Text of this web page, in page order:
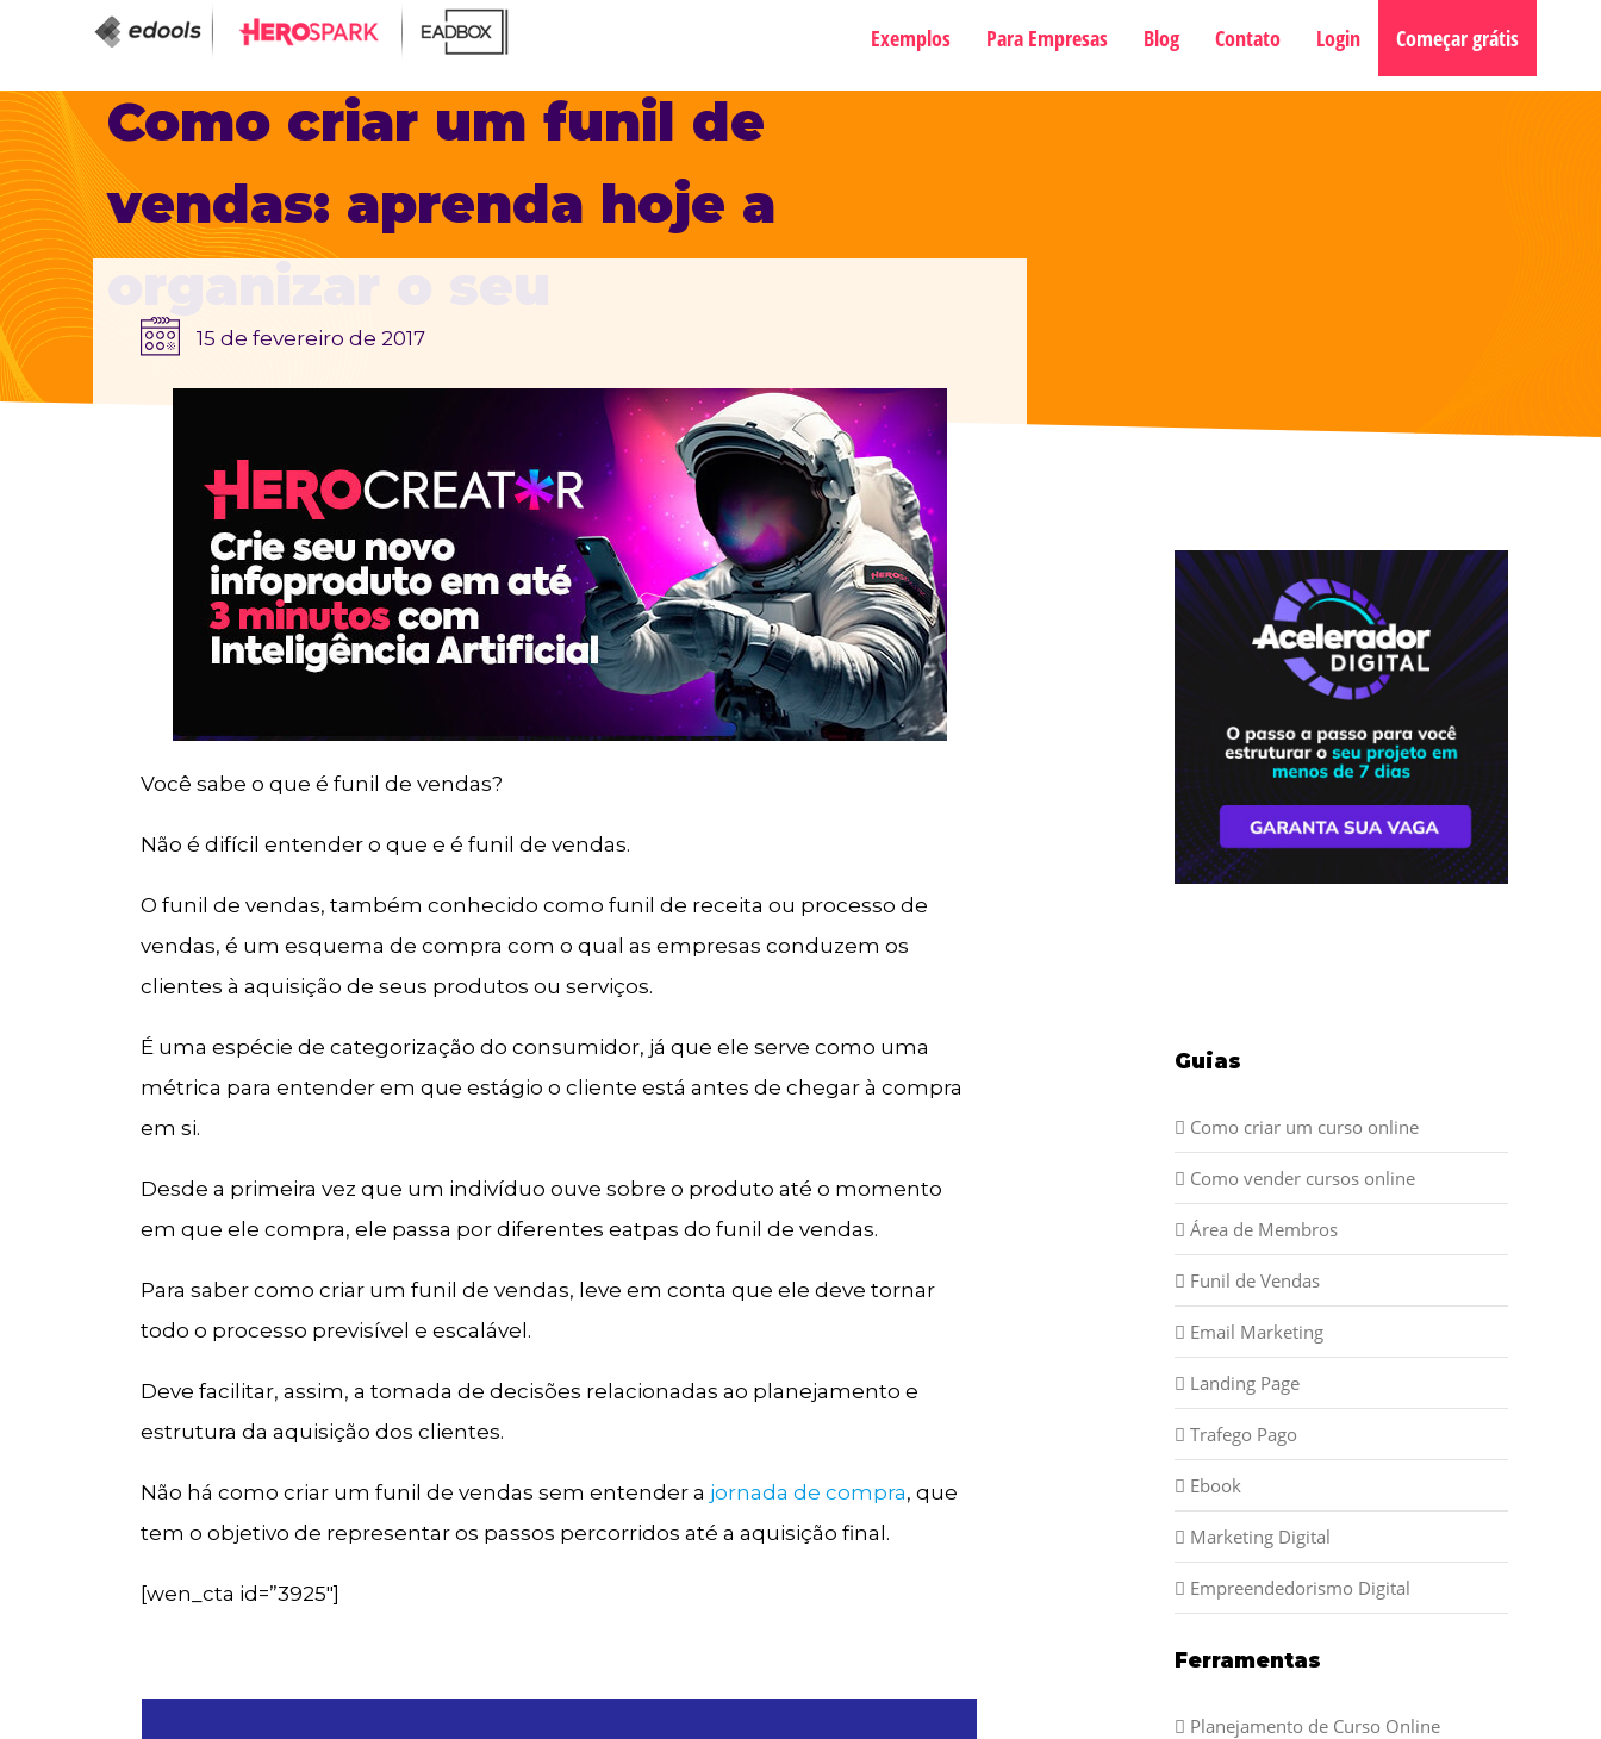
Exemplos Para Empresas Blog Contato Login Começar grátis
Como criar um funil de
vendas: aprenda hoje a
15 de fevereiro de 2017
Você sabe o que é funil de vendas?
Não é difícil entender o que e é funil de vendas.
O funil de vendas, também conhecido como funil de receita ou processo de
vendas, é um esquema de compra com o qual as empresas conduzem os
clientes à aquisição de seus produtos ou serviços.
É uma espécie de categorização do consumidor, já que ele serve como uma
métrica para entender em que estágio o cliente está antes de chegar à compra
em si.
Desde a primeira vez que um indivíduo ouve sobre o produto até o momento
em que ele compra, ele passa por diferentes eatpas do funil de vendas.
Para saber como criar um funil de vendas, leve em conta que ele deve tornar
todo o processo previsível e escalável.
Deve facilitar, assim, a tomada de decisões relacionadas ao planejamento e
estrutura da aquisição dos clientes.
Não há como criar um funil de vendas sem entender a jornada de compra, que
tem o objetivo de representar os passos percorridos até a aquisição final.
[wen_cta id=”3925″]
Guias
Como criar um curso online
Como vender cursos online
Área de Membros
Funil de Vendas
Email Marketing
Landing Page
Trafego Pago
Ebook
Marketing Digital
Empreendedorismo Digital
Ferramentas
Planejamento de Curso Online